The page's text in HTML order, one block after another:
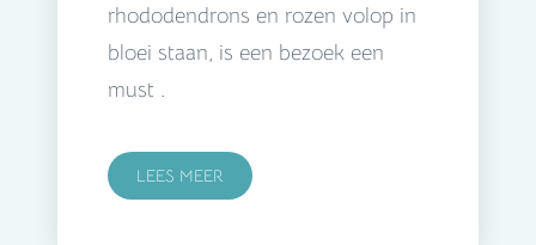
rhododendrons en rozen volop in
bloei staan, is een bezoek een
must .
LEES MEER